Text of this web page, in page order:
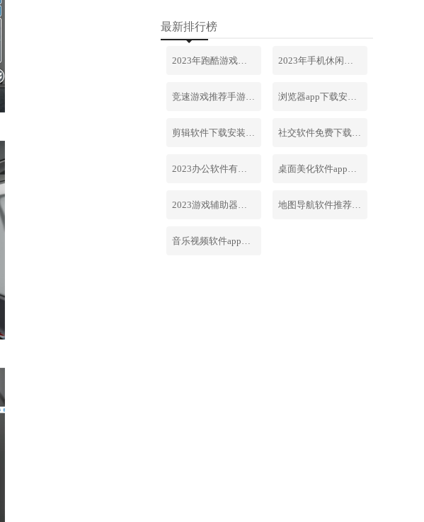
最新排行榜
2023年跑酷游戏排行榜前十名合集 2023年手机休闲游戏排行榜前十名
竞速游戏推荐手游排行榜最新2023 浏览器app下载安装免费官网
剪辑软件下载安装免费手机版 社交软件免费下载安装大全最新
2023办公软件有哪些合集软件 桌面美化软件app下载安卓版
2023游戏辅助器软件大全免费 地图导航软件推荐下载安装手机版
音乐视频软件app下载安装免费